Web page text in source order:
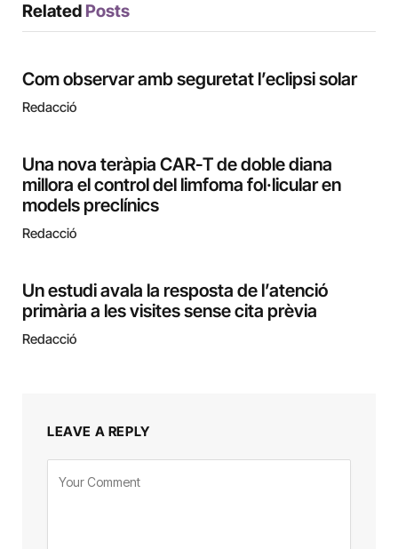
Related Posts
Com observar amb seguretat l’eclipsi solar
Redacció
Una nova teràpia CAR-T de doble diana
millora el control del limfoma fol·licular en
models preclínics
Redacció
Un estudi avala la resposta de l’atenció
primària a les visites sense cita prèvia
Redacció
LEAVE A REPLY